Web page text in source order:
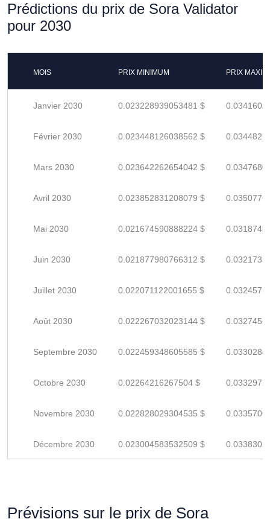
Prédictions du prix de Sora Validator
pour 2030
MOIS PRIX MINIMUM PRIX
Janvier 2030 0.023228939053481 $
Février 2030 0.023448126038562 $
Mars 2030 0.023642262654042 $
Avril 2030 0.023852831208079 $
Mai 2030 0.021674590888224 $
Juin 2030 0.021877980766312 $
Juillet 2030 0.022071122001655 $
Août 2030 0.022267032023144 $
Septembre 2030 0.022459348605585 $
Octobre 2030 0.02264216267504 $
Novembre 2030 0.022828029304535 $
Décembre 2030 0.023004583532509 $
Prévisions sur le prix de Sora